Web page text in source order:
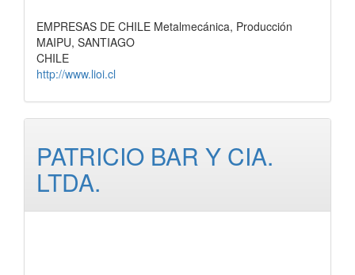
EMPRESAS DE CHILE Metalmecánica, Producción
MAIPU, SANTIAGO
CHILE
http://www.lioi.cl
PATRICIO BAR Y CIA.
LTDA.